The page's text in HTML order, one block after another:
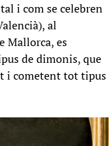
i com se celebren
al
Mallorca, es
de dimonis, que
i cometent tot tipus